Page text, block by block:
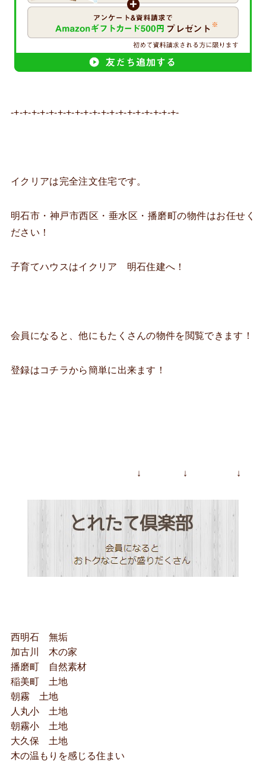
-+-+-+-+-+-+-+-+-+-+-+-+-+-+-+-+-+-+-+-
イクリアは完全注文住宅です。
明石市・神戸市西区・垂水区・播磨町の物件はお任せく
ださい！
子育てハウスはイクリア 明石住建へ！
会員になると、他にもたくさんの物件を閲覧できます！
登録はコチラから簡単に出来ます！
↓ ↓ ↓
西明石 無垢
加古川 木の家
播磨町 自然素材
稲美町 土地
朝霧 土地
人丸小 土地
朝霧小 土地
大久保 土地
木の温もりを感じる住まい